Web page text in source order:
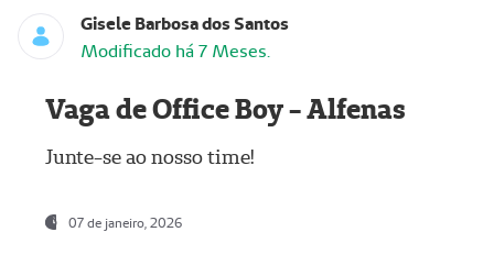
Gisele Barbosa dos Santos
Modificado há 7 Meses.
Vaga de Office Boy - Alfenas
Junte-se ao nosso time!
07 de janeiro, 2026